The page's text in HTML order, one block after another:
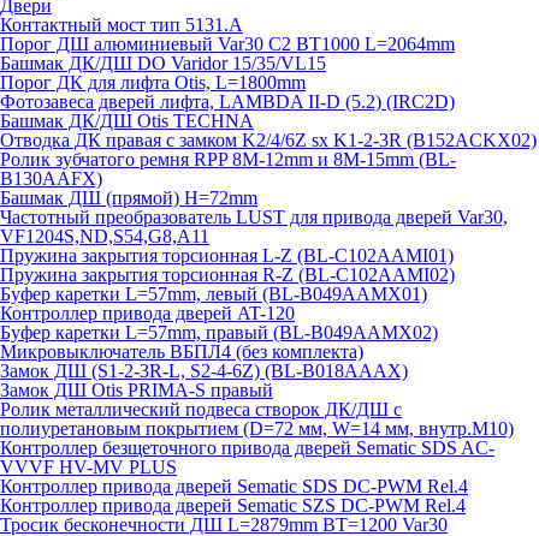
Двери
Контактный мост тип 5131.A
Порог ДШ алюминиевый Var30 C2 BT1000 L=2064mm
Башмак ДК/ДШ DO Varidor 15/35/VL15
Порог ДК для лифта Otis, L=1800mm
Фотозавеса дверей лифта, LAMBDA II-D (5.2) (IRC2D)
Башмак ДК/ДШ Otis TECHNA
Отводка ДК правая с замком K2/4/6Z sx K1-2-3R (B152ACKX02)
Ролик зубчатого ремня RPP 8M-12mm и 8M-15mm (BL-
B130AAFX)
Башмак ДШ (прямой) H=72mm
Частотный преобразователь LUST для привода дверей Var30,
VF1204S,ND,S54,G8,A11
Пружина закрытия торсионная L-Z (BL-C102AAMI01)
Пружина закрытия торсионная R-Z (BL-C102AAMI02)
Буфер каретки L=57mm, левый (BL-B049AAMX01)
Контроллер привода дверей AT-120
Буфер каретки L=57mm, правый (BL-B049AAMX02)
Микровыключатель ВБПЛ4 (без комплекта)
Замок ДШ (S1-2-3R-L, S2-4-6Z) (BL-B018AAAX)
Замок ДШ Otis PRIMA-S правый
Ролик металлический подвеса створок ДК/ДШ с
полиуретановым покрытием (D=72 мм, W=14 мм, внутр.М10)
Контроллер безщеточного привода дверей Sematiс SDS AC-
VVVF HV-MV PLUS
Контроллер привода дверей Sematic SDS DC-PWM Rel.4
Контроллер привода дверей Sematic SZS DC-PWM Rel.4
Тросик бесконечности ДШ L=2879mm BT=1200 Var30